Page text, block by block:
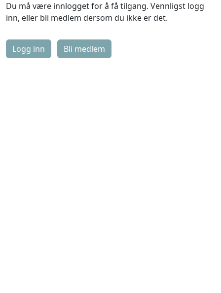
Du må være innlogget for å få tilgang. Vennligst logg
inn, eller bli medlem dersom du ikke er det.
Logg inn